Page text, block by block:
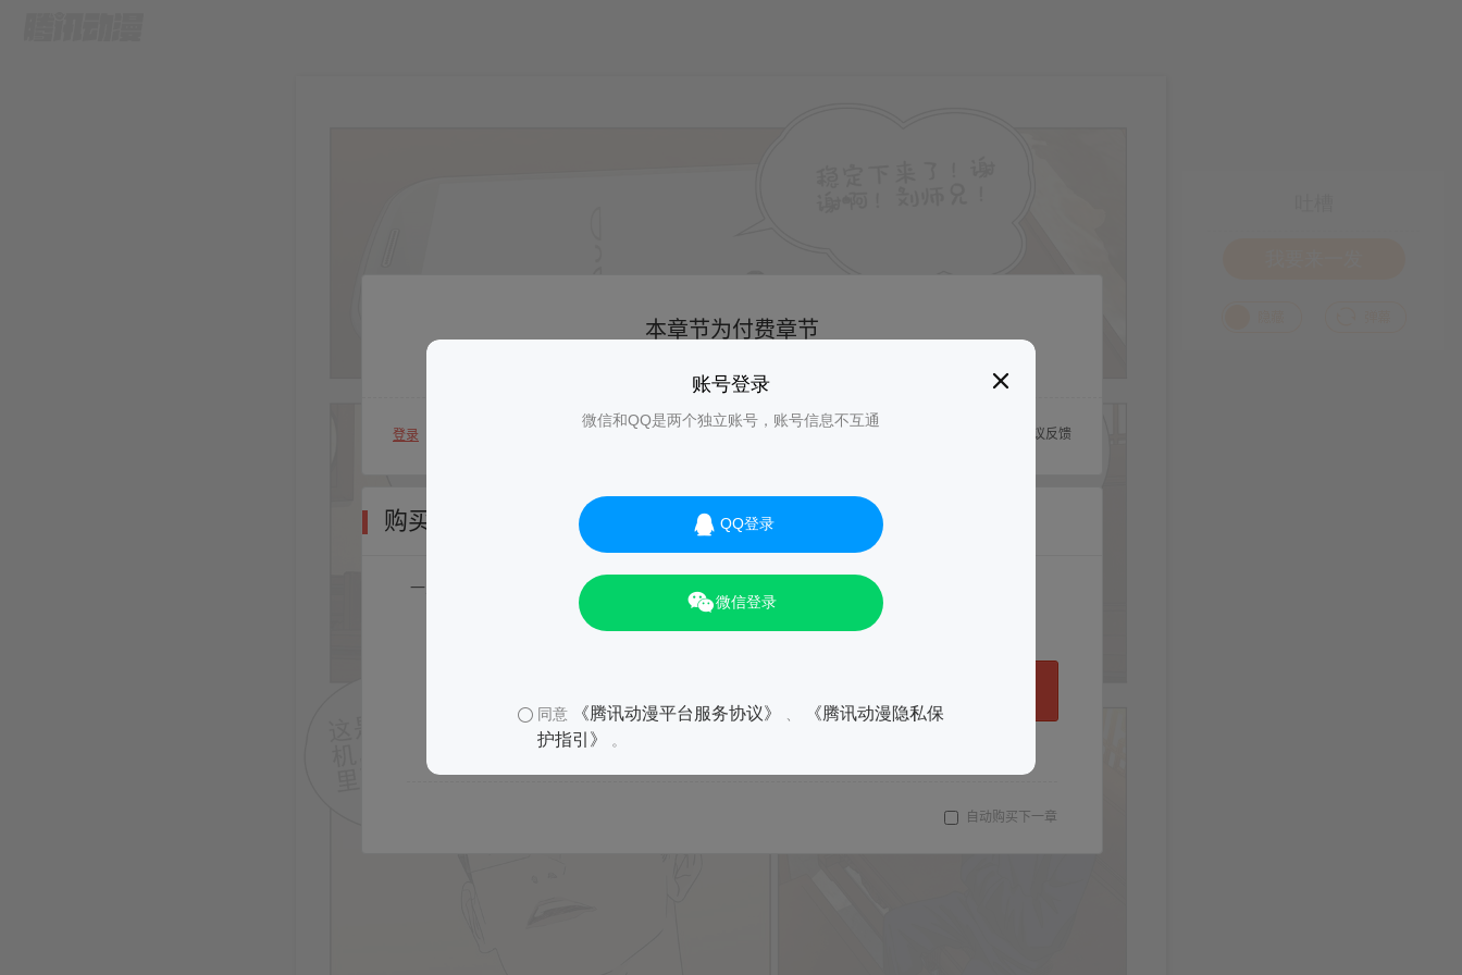
账号登录
微信和QQ是两个独立账号，账号信息不互通
QQ登录
微信登录
同意 《腾讯动漫平台服务协议》
《腾讯动漫隐私保
护指引》
。